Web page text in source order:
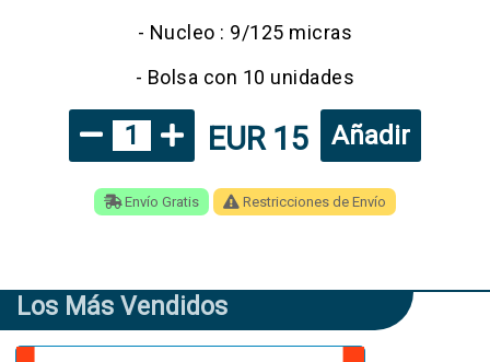
- Nucleo : 9/125 micras
- Bolsa con 10 unidades
1 EUR 15 Añadir
Envío Gratis Restricciones de Envío
Los Más Vendidos